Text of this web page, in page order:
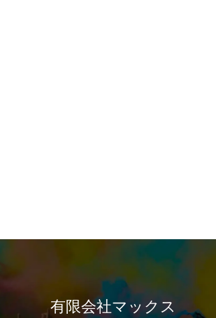
有限会社マックス